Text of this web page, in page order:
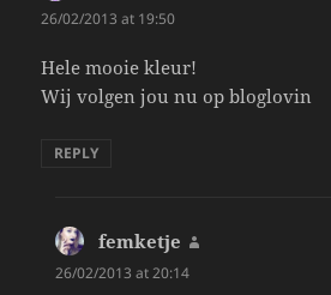
26/02/2013 at 19:50
Hele mooie kleur!
Wij volgen jou nu op bloglovin
REPLY
femketje
26/02/2013 at 20:14